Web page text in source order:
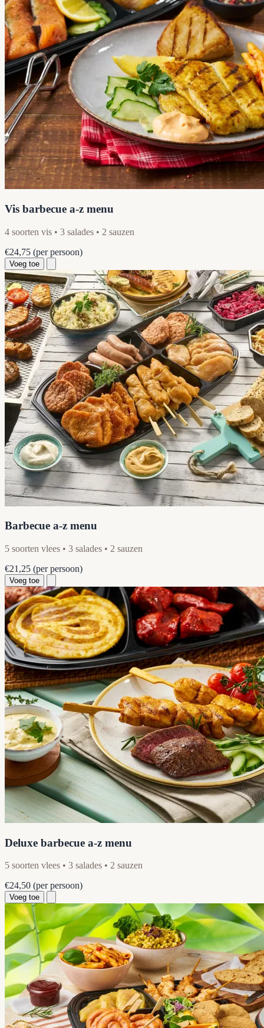
Vis barbecue a-z menu
4 soorten vis • 3 salades • 2 sauzen
€24,75 (per persoon)
Voeg toe
Barbecue a-z menu
5 soorten vlees • 3 salades • 2 sauzen
€21,25 (per persoon)
Voeg toe
Deluxe barbecue a-z menu
5 soorten vlees • 3 salades • 2 sauzen
€24,50 (per persoon)
Voeg toe